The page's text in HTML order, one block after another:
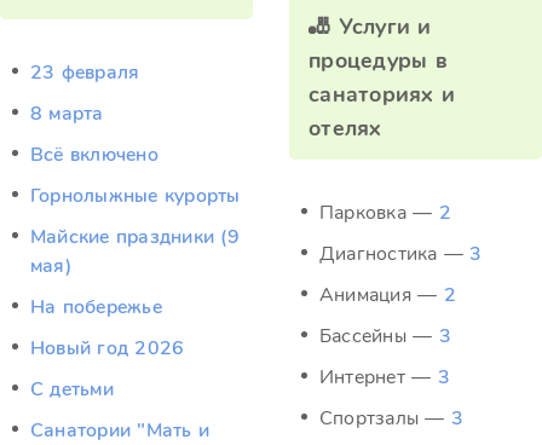
23 февраля
8 марта
Всё включено
Горнолыжные курорты
Майские праздники (9
мая)
На побережье
Новый год 2026
С детьми
Санатории "Мать и
🎳 Услуги и
процедуры в
санаториях и
отелях
Парковка — 2
Диагностика — 3
Анимация — 2
Бассейны — 3
Интернет — 3
Спортзалы — 3